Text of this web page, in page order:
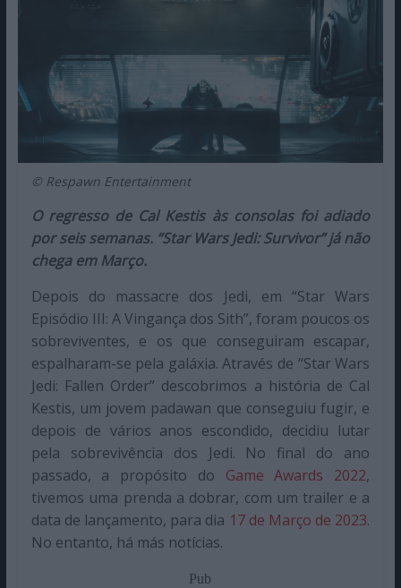
© Respawn Entertainment
O regresso de Cal Kestis às consolas foi adiado
por seis semanas. “Star Wars Jedi: Survivor” já não
chega em Março.
Depois do massacre dos Jedi, em “Star Wars
Episódio III: A Vingança dos Sith”, foram poucos os
sobreviventes, e os que conseguiram escapar,
espalharam-se pela galáxia. Através de “Star Wars
Jedi: Fallen Order” descobrimos a história de Cal
Kestis, um jovem padawan que conseguiu fugir, e
depois de vários anos escondido, decidiu lutar
pela sobrevivência dos Jedi. No final do ano
passado, a propósito do Game Awards 2022,
tivemos uma prenda a dobrar, com um trailer e a
data de lançamento, para dia 17 de Março de 2023.
No entanto, há más notícias.
Pub